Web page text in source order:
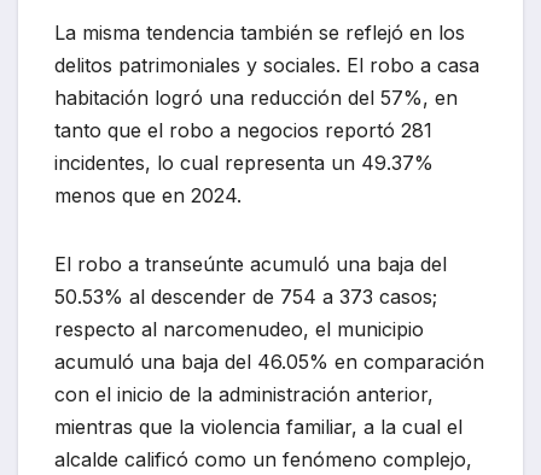
La misma tendencia también se reflejó en los
delitos patrimoniales y sociales. El robo a casa
habitación logró una reducción del 57%, en
tanto que el robo a negocios reportó 281
incidentes, lo cual representa un 49.37%
menos que en 2024.
El robo a transeúnte acumuló una baja del
50.53% al descender de 754 a 373 casos;
respecto al narcomenudeo, el municipio
acumuló una baja del 46.05% en comparación
con el inicio de la administración anterior,
mientras que la violencia familiar, a la cual el
alcalde calificó como un fenómeno complejo,